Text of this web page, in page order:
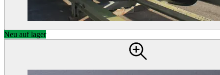
Neu auf lager